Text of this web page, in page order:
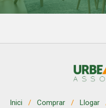
Inici Comprar Llogar
Tècniques i funcionals
de les mateixes. L'usuari té
instal·lades al disc dur,
compte que aquesta acció
navegació de la pàgina web.
Analítiques i